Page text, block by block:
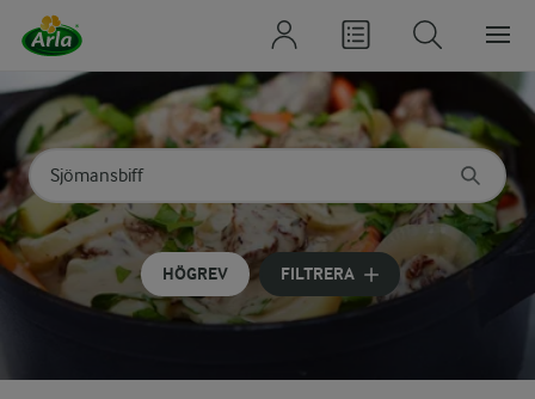
Sök på kategori eller ingrediens
Skriv in sökord för att få förslag
HÖGREV FILTRERA